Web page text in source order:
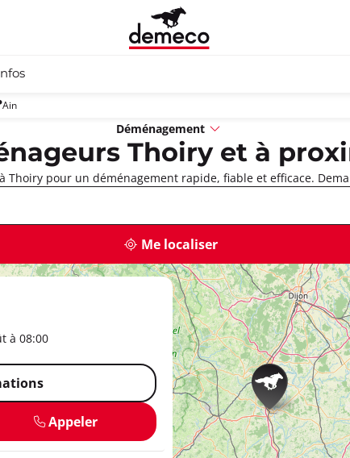
Ain
Déménagement
Thoiry et à
Thoiry pour un déménagement rapide, fiable et efficace.
Me localiser
à 08:00
Appeler